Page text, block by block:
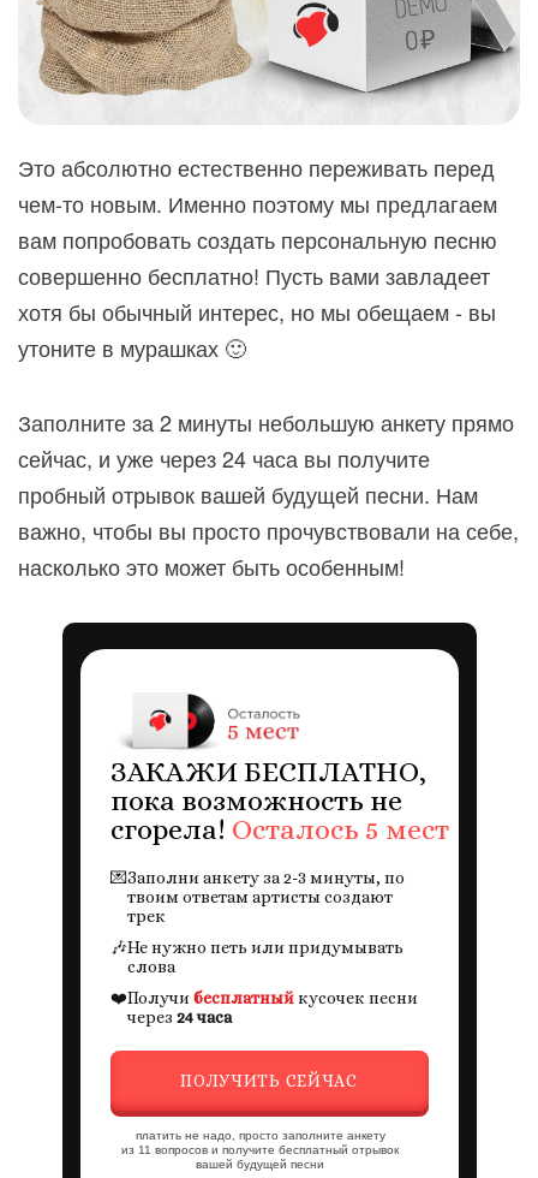
Это абсолютно естественно переживать перед
чем-то новым. Именно поэтому мы предлагаем
вам попробовать создать персональную песню
совершенно бесплатно! Пусть вами завладеет
хотя бы обычный интерес, но мы обещаем - вы
утоните в мурашках 🙂
Заполните за 2 минуты небольшую анкету прямо
сейчас, и уже через 24 часа вы получите
пробный отрывок вашей будущей песни. Нам
важно, чтобы вы просто прочувствовали на себе,
насколько это может быть особенным!
ЗАКАЖИ БЕСПЛАТНО,
пока возможность не
сгорела! Осталось 5 мест
💌Заполни анкету за 2-3 минуты, по
твоим ответам артисты создают
трек
🎶Не нужно петь или придумывать
слова
❤️Получи бесплатныйкусочек песни
через 24 часа
ПОЛУЧИТЬ СЕЙЧАС
платить не надо, просто заполните анкету
из 11 вопросов и получите бесплатный отрывок
вашей будущей песни